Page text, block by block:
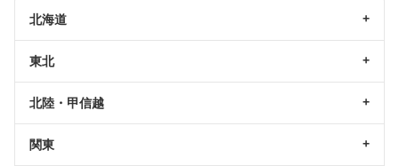
北海道
東北
北陸・甲信越
関東